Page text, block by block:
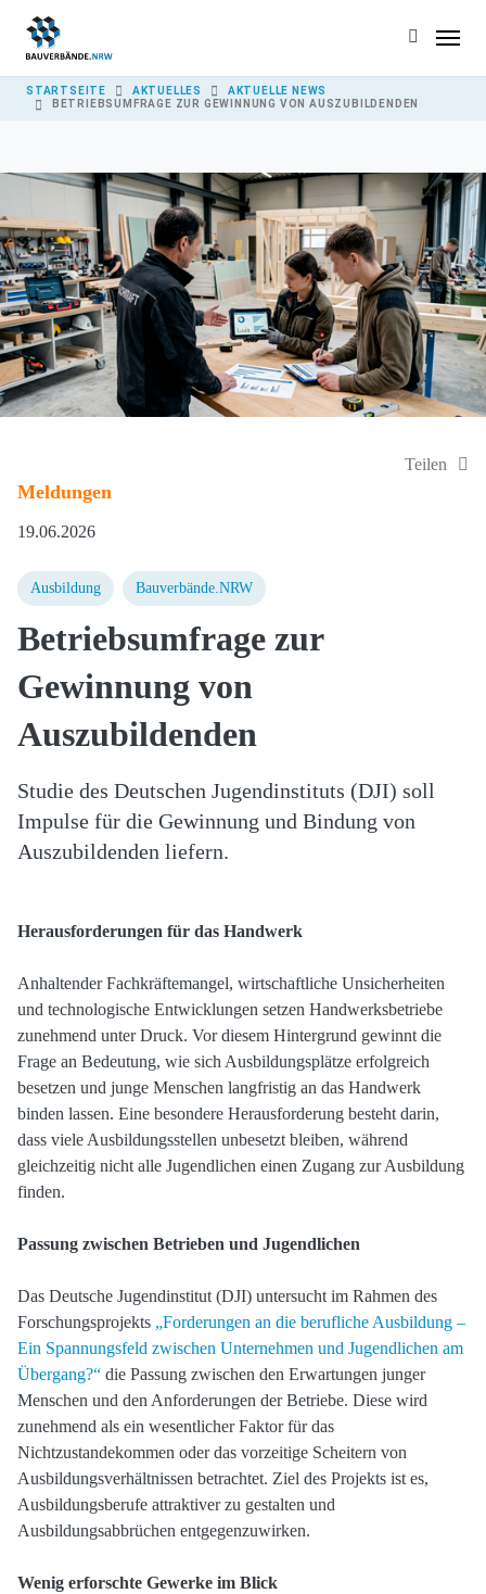
YOU ARE HERE:
STARTSEITE AKTUELLES
AKTUELLE NEWS
BETRIEBSUMFRAGE ZUR GEWINNUNG VON AUSZUBILDENDEN
Teilen
Meldungen
19.06.2026
Ausbildung Bauverbände.NRW
Betriebsumfrage zur
Gewinnung von
Auszubildenden
Studie des Deutschen Jugendinstituts (DJI) soll
Impulse für die Gewinnung und Bindung von
Auszubildenden liefern.
Herausforderungen für das Handwerk
Anhaltender Fachkräftemangel, wirtschaftliche Unsicherheiten
und technologische Entwicklungen setzen Handwerksbetriebe
zunehmend unter Druck. Vor diesem Hintergrund gewinnt die
Frage an Bedeutung, wie sich Ausbildungsplätze erfolgreich
besetzen und junge Menschen langfristig an das Handwerk
binden lassen. Eine besondere Herausforderung besteht darin,
dass viele Ausbildungsstellen unbesetzt bleiben, während
gleichzeitig nicht alle Jugendlichen einen Zugang zur Ausbildung
finden.
Passung zwischen Betrieben und Jugendlichen
Das Deutsche Jugendinstitut (DJI) untersucht im Rahmen des
Forschungsprojekts „Forderungen an die berufliche Ausbildung –
Ein Spannungsfeld zwischen Unternehmen und Jugendlichen am
Übergang?“ die Passung zwischen den Erwartungen junger
Menschen und den Anforderungen der Betriebe. Diese wird
zunehmend als ein wesentlicher Faktor für das
Nichtzustandekommen oder das vorzeitige Scheitern von
Ausbildungsverhältnissen betrachtet. Ziel des Projekts ist es,
Ausbildungsberufe attraktiver zu gestalten und
Ausbildungsabbrüchen entgegenzuwirken.
Wenig erforschte Gewerke im Blick